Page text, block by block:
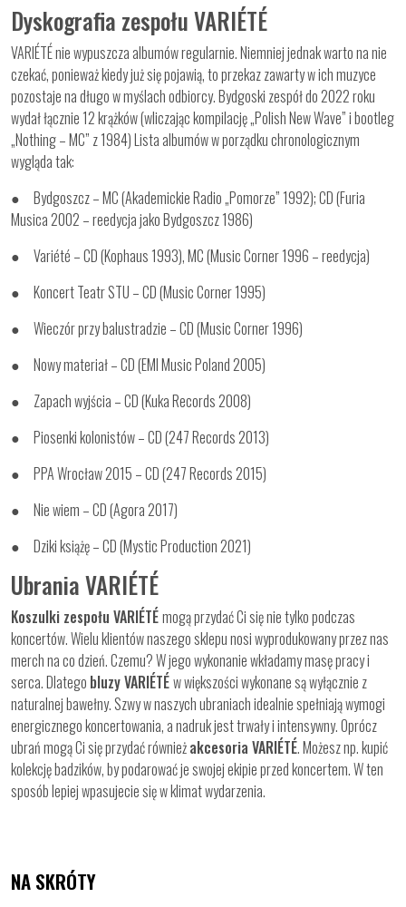
Dyskografia zespołu VARIÉTÉ
VARIÉTÉ nie wypuszcza albumów regularnie. Niemniej jednak warto na nie
czekać, ponieważ kiedy już się pojawią, to przekaz zawarty w ich muzyce
pozostaje na długo w myślach odbiorcy. Bydgoski zespół do 2022 roku
wydał łącznie 12 krążków (wliczając kompilację „Polish New Wave” i bootleg
„Nothing – MC” z 1984) Lista albumów w porządku chronologicznym
wygląda tak:
● Bydgoszcz – MC (Akademickie Radio „Pomorze” 1992); CD (Furia
Musica 2002 – reedycja jako Bydgoszcz 1986)
● Variété – CD (Kophaus 1993), MC (Music Corner 1996 – reedycja)
● Koncert Teatr STU – CD (Music Corner 1995)
● Wieczór przy balustradzie – CD (Music Corner 1996)
● Nowy materiał – CD (EMI Music Poland 2005)
● Zapach wyjścia – CD (Kuka Records 2008)
● Piosenki kolonistów – CD (247 Records 2013)
● PPA Wrocław 2015 – CD (247 Records 2015)
● Nie wiem – CD (Agora 2017)
● Dziki książę – CD (Mystic Production 2021)
Ubrania VARIÉTÉ
Koszulki zespołu VARIÉTÉmogą przydać Ci się nie tylko podczas
koncertów. Wielu klientów naszego sklepu nosi wyprodukowany przez nas
merch na co dzień. Czemu? W jego wykonanie wkładamy masę pracy i
serca. Dlatego bluzy VARIÉTÉw większości wykonane są wyłącznie z
naturalnej bawełny. Szwy w naszych ubraniach idealnie spełniają wymogi
energicznego koncertowania, a nadruk jest trwały i intensywny. Oprócz
ubrań mogą Ci się przydać równieżakcesoria VARIÉTÉ. Możesz np. kupić
kolekcję badzików, by podarować je swojej ekipie przed koncertem. W ten
sposób lepiej wpasujecie się w klimat wydarzenia.
NA SKRÓTY